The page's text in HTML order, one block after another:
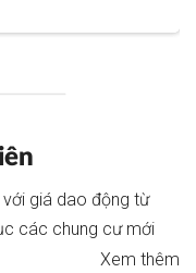
với giá dao động từ
các chung cư mới
Xem thêm